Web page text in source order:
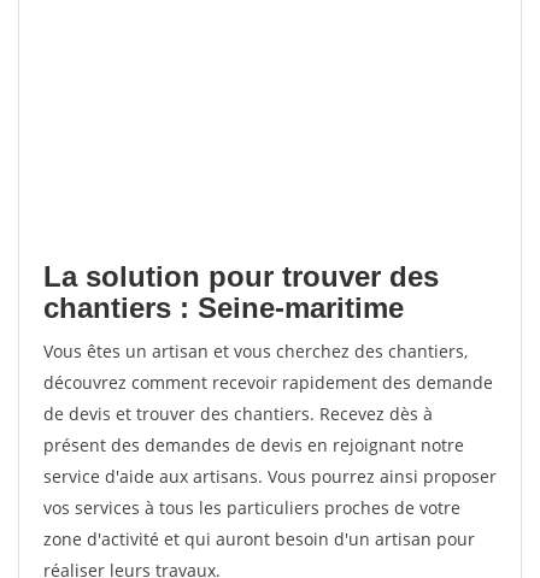
La solution pour trouver des
chantiers : Seine-maritime
Vous êtes un artisan et vous cherchez des chantiers,
découvrez comment recevoir rapidement des demande
de devis et trouver des chantiers. Recevez dès à
présent des demandes de devis en rejoignant notre
service d'aide aux artisans. Vous pourrez ainsi proposer
vos services à tous les particuliers proches de votre
zone d'activité et qui auront besoin d'un artisan pour
réaliser leurs travaux.